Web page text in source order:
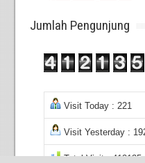
Jumlah Pengunjung
Visit Today : 221
Visit Yesterday :
Total Visit : 412135